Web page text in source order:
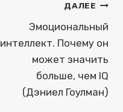
ДАЛЕЕ
Эмоциональный
интеллект. Почему он
может значить
больше, чем IQ
(Дэниел Гоулман)